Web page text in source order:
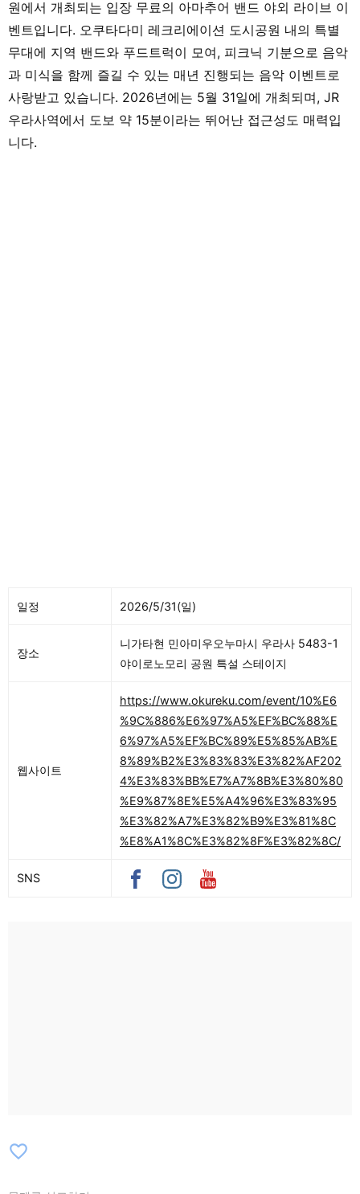
원에서 개최되는 입장 무료의 아마추어 밴드 야외 라이브 이
벤트입니다. 오쿠타다미 레크리에이션 도시공원 내의 특별
무대에 지역 밴드와 푸드트럭이 모여, 피크닉 기분으로 음악
과 미식을 함께 즐길 수 있는 매년 진행되는 음악 이벤트로
사랑받고 있습니다. 2026년에는 5월 31일에 개최되며, JR
우라사역에서 도보 약 15분이라는 뛰어난 접근성도 매력입
니다.
일정 2026/5/31(일)
장소
니가타현 민아미우오누마시 우라사 5483-1
야이로노모리 공원 특설 스테이지
웹사이트
https://www.okureku.com/event/10%E6
%9C%886%E6%97%A5%EF%BC%88%E
6%97%A5%EF%BC%89%E5%85%AB%E
8%89%B2%E3%83%83%E3%82%AF202
4%E3%83%BB%E7%A7%8B%E3%80%80
%E9%87%8E%E5%A4%96%E3%83%95
%E3%82%A7%E3%82%B9%E3%81%8C
%E8%A1%8C%E3%82%8F%E3%82%8C/
SNS
favorite_border